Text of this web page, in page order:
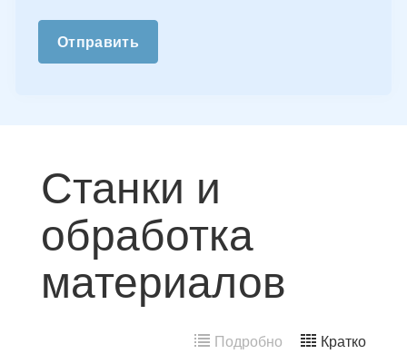
Станки и
обработка
материалов
Подробно Кратко